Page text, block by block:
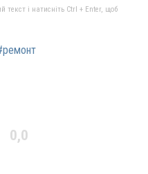
текст і натисніть Ctrl + Enter, щоб
0,0